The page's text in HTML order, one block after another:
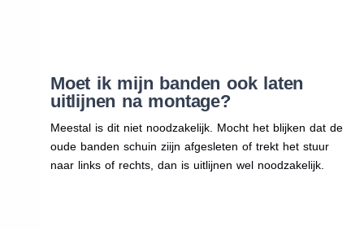
Moet ik mijn banden ook laten
uitlijnen na montage?
Meestal is dit niet noodzakelijk. Mocht het blijken dat de
oude banden schuin ziijn afgesleten of trekt het stuur
naar links of rechts, dan is uitlijnen wel noodzakelijk.